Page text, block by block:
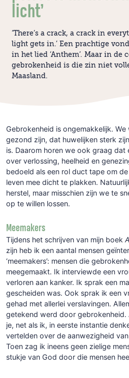
licht’
‘There’s a crack, a crack in
light gets in.’ Een prachtige
in het lied ‘Anthem’. Maar in de
gebrokenheid is die zin niet
Maasland.
Gebrokenheid is ongemakkelijk.
gezond zijn, dat huwelijken sterk
is. Daarom horen we ook graag
over verlossing, heelheid en
bedoeld als een rol duct tape om
leven mee dicht te plakken.
herstel, maar misschien zijn we te
op te willen lossen.
Meemakers
Tijdens het schrijven van mijn boek
zijn heb ik een aantal mensen
‘meemakers’: mensen die
meegemaakt. Ik interviewde een
verloren aan kanker. Ik sprak een
gescheiden was. Ook sprak ik een
gehad met allerlei verslavingen.
getekend werd door gebrokenheid.
je, net als ik, in eerste instantie
vertelden over de aanwezigheid
Toen zag ik ineens geen zielige
stukje van God door die mensen